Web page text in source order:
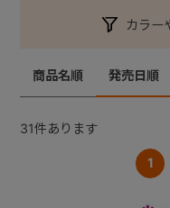
カラー
商品名順 発売日順
31件あります
1